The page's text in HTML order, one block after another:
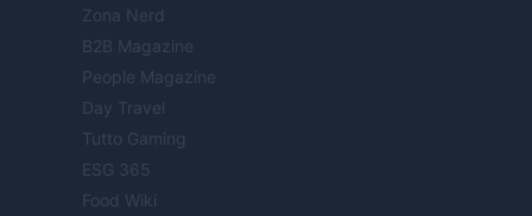
Zona Nerd
B2B Magazine
People Magazine
Day Travel
Tutto Gaming
ESG 365
Food Wiki